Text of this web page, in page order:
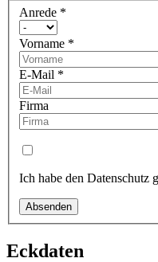
Anrede *
Vorname *
E-Mail *
Firma
Ich habe den Datenschutz
Absenden
Eckdaten